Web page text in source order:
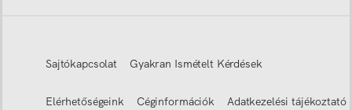
Sajtókapcsolat Gyakran Ismételt Kérdések
Elérhetőségeink Céginformációk Adatkezelési tájékoztató